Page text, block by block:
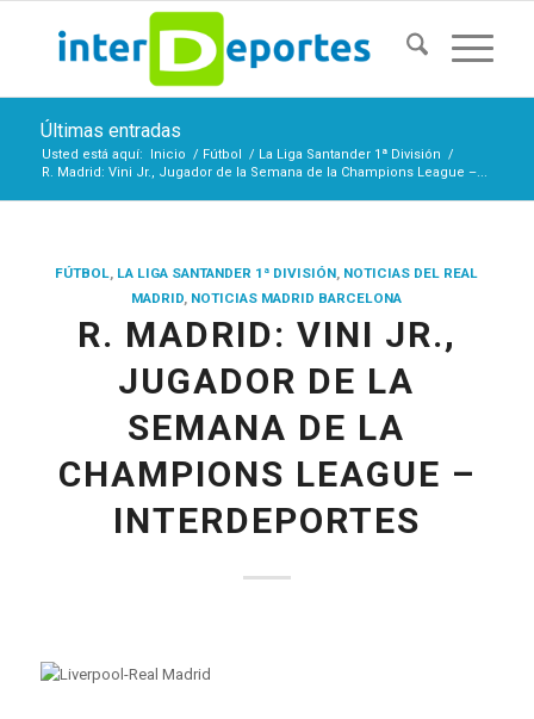
Últimas entradas
Usted está aquí: Inicio / Fútbol / La Liga Santander 1ª División /
R. Madrid: Vini Jr., Jugador de la Semana de la Champions League –...
FÚTBOL, LA LIGA SANTANDER 1ª DIVISIÓN, NOTICIAS DEL REAL
MADRID, NOTICIAS MADRID BARCELONA
R. MADRID: VINI JR.,
JUGADOR DE LA
SEMANA DE LA
CHAMPIONS LEAGUE –
INTERDEPORTES